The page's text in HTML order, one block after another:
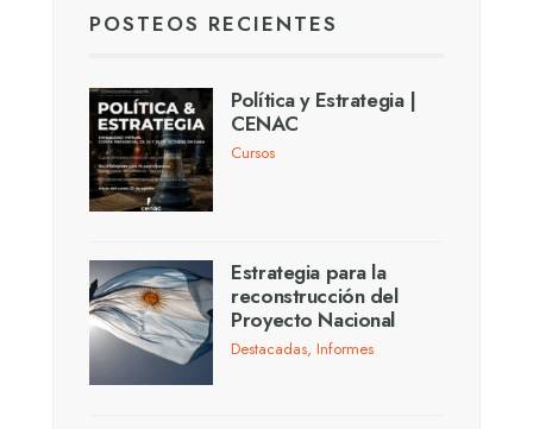
POSTEOS RECIENTES
Política y Estrategia |
CENAC
Cursos
Estrategia para la
reconstrucción del
Proyecto Nacional
Destacadas, Informes